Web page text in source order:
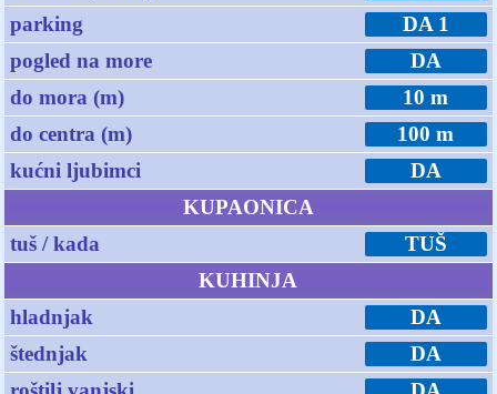
parking
DA 1
pogled na more
DA
do mora (m)
10 m
do centra (m)
100 m
kućni ljubimci
DA
KUPAONICA
tuš / kada
TUŠ
KUHINJA
hladnjak
DA
štednjak
DA